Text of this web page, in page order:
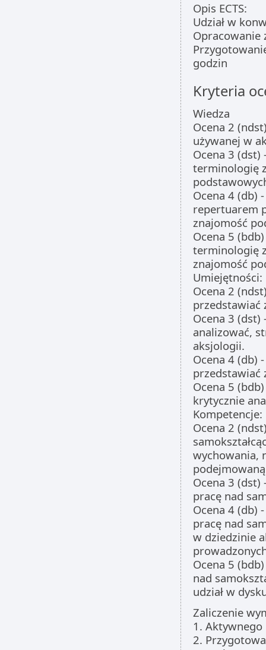
Opis ECTS:
Udział w
Opracowanie
godzin
Kryteria
Wiedza
Ocena 2
używanej w
Ocena 3
terminologię
Ocena 4 (db)
repertuarem
znajomość
Ocena 5
terminologię
znajomość
Umiejętności:
Ocena 2
przedstawiać
Ocena 3
analizować,
aksjologii.
Ocena 4 (db)
przedstawiać
Ocena 5
krytycznie
Kompetencje:
Ocena 2
wychowania,
Ocena 3
pracę nad
Ocena 4 (db)
pracę nad
w dziedzinie
Ocena 5
nad
udział w
Zaliczenie
1.
2.